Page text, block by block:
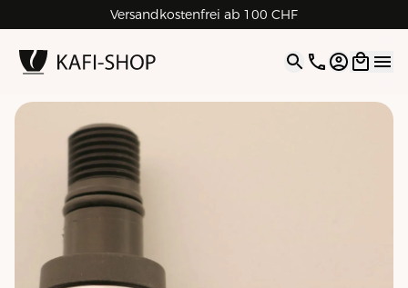
Versandkostenfrei ab 100 CHF
4.9| 5.0 Google
Open